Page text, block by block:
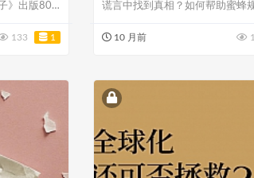
》出版80
133 1
谎言中找到真相？如何帮助蜜蜂
10 月前